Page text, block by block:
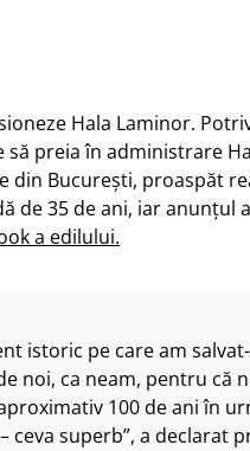
Hala Laminor.
preia în administrare
din București, proaspăt
de 35 de ani, iar anunțul
a edilului.
istoric pe care am
noi, ca neam, pentru că
100 de ani în
ceva superb”, a declarat